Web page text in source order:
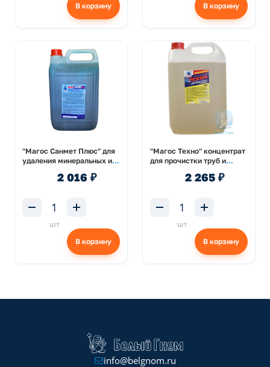
В корзину В корзину
"Магос Санмет Плюс" для
удаления минеральных и
2 016 ₽
шт
В корзину
"Магос Техно" концентрат
для прочистки труб и
2 265 ₽
шт
В корзину
info@belgnom.ru